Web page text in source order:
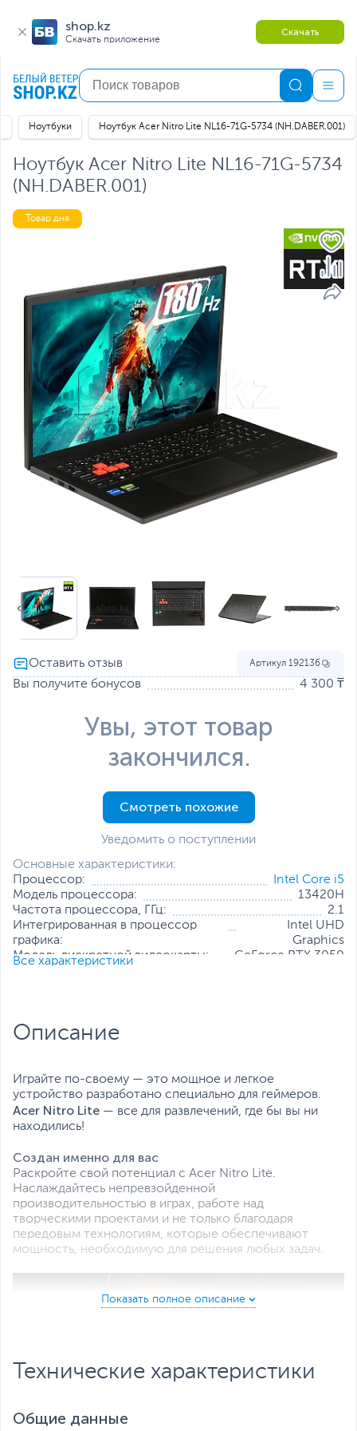
shop.kz
Скачать приложение
Скачать
Ноутбуки Ноутбук Acer Nitro Lite NL16-71G-5734 (NH.DABER.001)
Ноутбук Acer Nitro Lite NL16-71G-5734
(NH.DABER.001)
Товар дня
Основные характеристики:
Процессор:
Intel Core i5
Модель процессора:
13420H
Частота процессора, ГГц:
2.1
Интегрированная в процессор
графика:
Intel UHD
Graphics
Модель дискретной видеокарты:
GeForce RTX 3050
Твердотельный накопитель:
Все характеристики
Все характеристики
Артикул 192136
Вы получите бонусов 4 300 ₸
Увы, этот товар
закончился.
Смотреть похожие
Уведомить о поступлении
Описание
Играйте по-своему — это мощное и легкое
устройство разработано специально для геймеров.
Acer Nitro Lite — все для развлечений, где бы вы ни
находились!
Создан именно для вас
Раскройте свой потенциал с Acer Nitro Lite.
Наслаждайтесь непревзойденной
производительностью в играх, работе над
творческими проектами и не только благодаря
передовым технологиям, которые обеспечивают
мощность, необходимую для решения любых задач.
Наслаждайтесь реалистичными визуальными
Технические характеристики
Общие данные